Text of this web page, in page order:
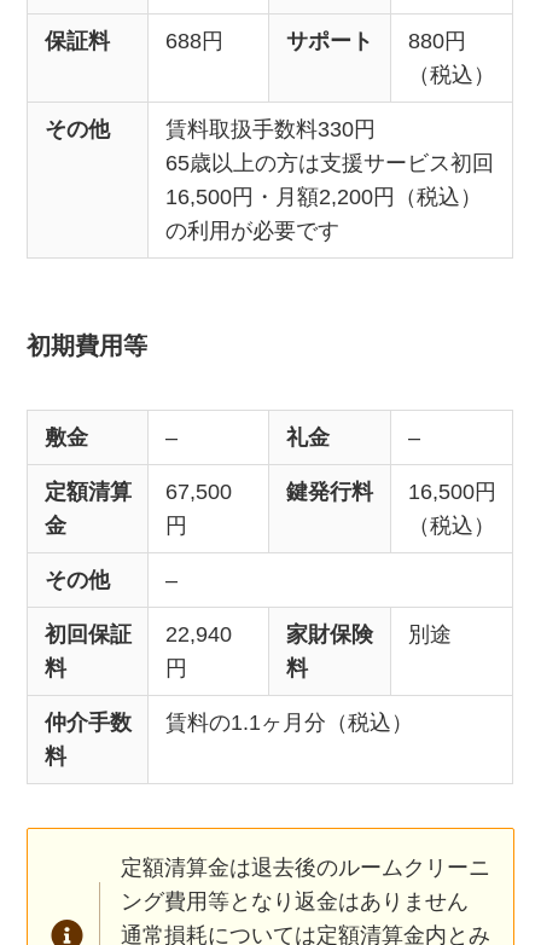
保証料 688円 サポート
880円
（税込）
その他
賃料取扱手数料330円
65歳以上の方は支援サービス初回
16,500円・月額2,200円（税込）
の利用が必要です
初期費用等
敷金 – 礼金 –
定額清算
金
67,500
円
鍵発行料
16,500円
（税込）
その他 –
初回保証
料
22,940
円
家財保険
料
別途
仲介手数
料
賃料の1.1ヶ月分（税込）
定額清算金は退去後のルームクリーニ
ング費用等となり返金はありません
通常損耗については定額清算金内とみ